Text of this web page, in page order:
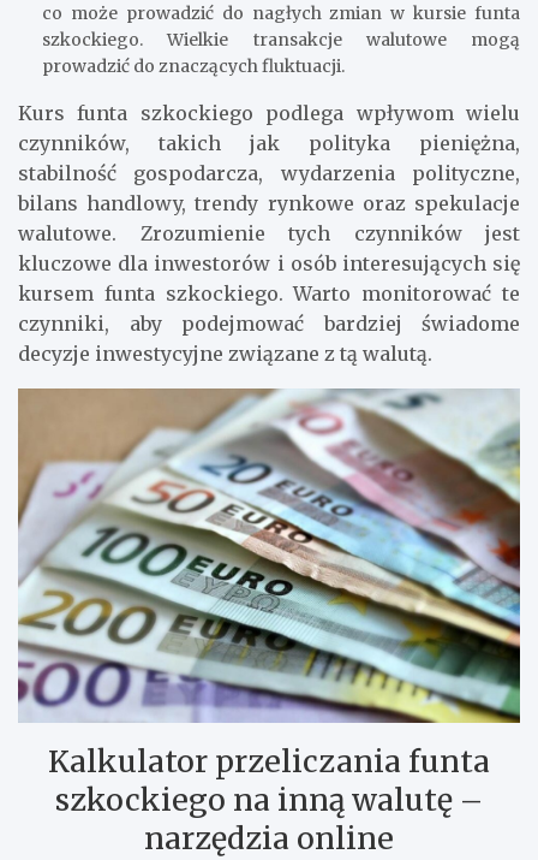
co może prowadzić do nagłych zmian w kursie funta
szkockiego. Wielkie transakcje walutowe mogą
prowadzić do znaczących fluktuacji.
Kurs funta szkockiego podlega wpływom wielu
czynników, takich jak polityka pieniężna,
stabilność gospodarcza, wydarzenia polityczne,
bilans handlowy, trendy rynkowe oraz spekulacje
walutowe. Zrozumienie tych czynników jest
kluczowe dla inwestorów i osób interesujących się
kursem funta szkockiego. Warto monitorować te
czynniki, aby podejmować bardziej świadome
decyzje inwestycyjne związane z tą walutą.
Kalkulator przeliczania funta
szkockiego na inną walutę –
narzędzia online